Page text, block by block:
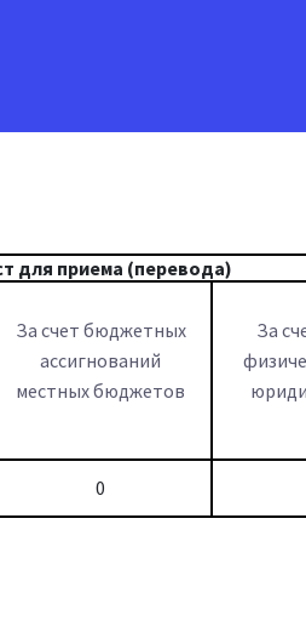
для приема (перевода)
За счет бюджетных
ассигнований
местных бюджетов
За
0